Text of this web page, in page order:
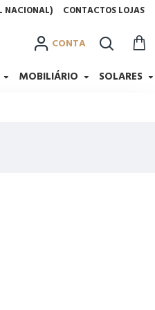
NACIONAL) CONTACTOS LOJAS
MOBILIÁRIO SOLARES
CONTA